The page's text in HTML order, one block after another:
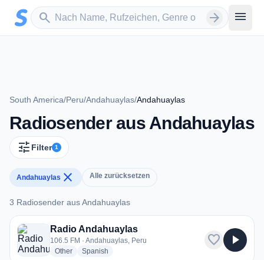
Zum Hauptinhalt springen
search
Sender suchen arrow_forward menu
South America/Peru/Andahuaylas/Andahuaylas
Radiosender aus Andahuaylas
tune Filter 1
Andahuaylas close Alle zurücksetzen
3 Radiosender aus Andahuaylas
3 Radiosender aus Andahuaylas
Radio Andahuaylas
106.5 FM · Andahuaylas, Peru
Otherradio stations
Spanish
favorite play_arrow